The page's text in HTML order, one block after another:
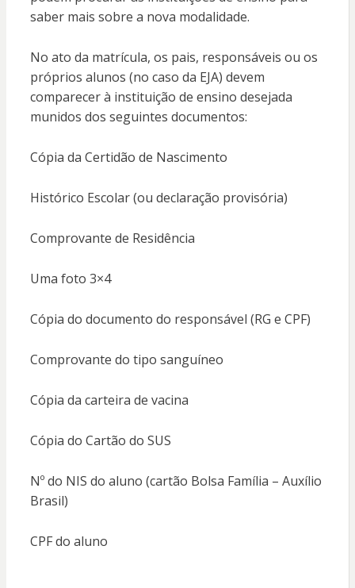
saber mais sobre a nova modalidade.
No ato da matrícula, os pais, responsáveis ou os
próprios alunos (no caso da EJA) devem
comparecer à instituição de ensino desejada
munidos dos seguintes documentos:
Cópia da Certidão de Nascimento
Histórico Escolar (ou declaração provisória)
Comprovante de Residência
Uma foto 3×4
Cópia do documento do responsável (RG e CPF)
Comprovante do tipo sanguíneo
Cópia da carteira de vacina
Cópia do Cartão do SUS
Nº do NIS do aluno (cartão Bolsa Família – Auxílio
Brasil)
CPF do aluno